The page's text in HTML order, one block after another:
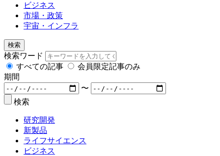
ビジネス
市場・政策
宇宙・インフラ
検索
検索ワード
すべての記事
会員限定記事のみ
期間
〜
検索
研究開発
新製品
ライフサイエンス
ビジネス